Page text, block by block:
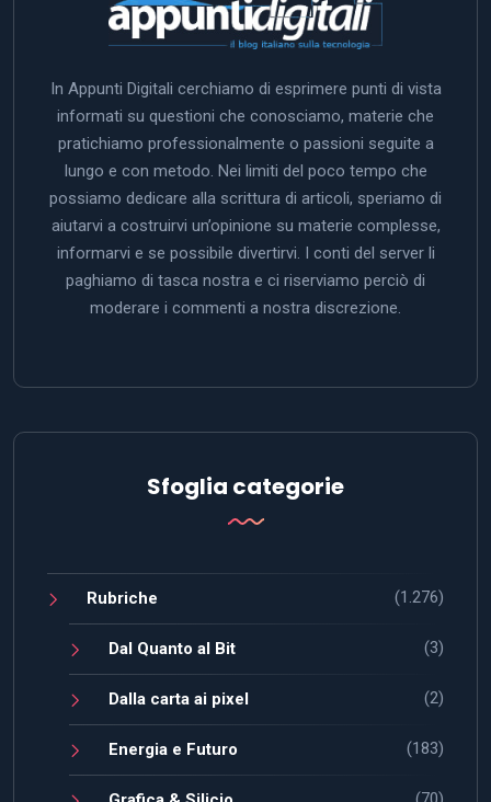
In Appunti Digitali cerchiamo di esprimere punti di vista
informati su questioni che conosciamo, materie che
pratichiamo professionalmente o passioni seguite a
lungo e con metodo. Nei limiti del poco tempo che
possiamo dedicare alla scrittura di articoli, speriamo di
aiutarvi a costruirvi un’opinione su materie complesse,
informarvi e se possibile divertirvi. I conti del server li
paghiamo di tasca nostra e ci riserviamo perciò di
moderare i commenti a nostra discrezione.
Sfoglia categorie
Rubriche (1.276)
Dal Quanto al Bit (3)
Dalla carta ai pixel (2)
Energia e Futuro (183)